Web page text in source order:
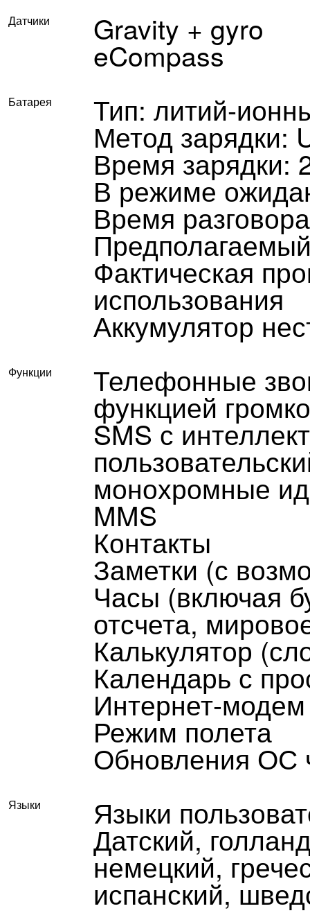
Датчики Gravity + gyro
eCompass
Батарея Тип: литий-
Метод зарядки:
Время зарядки:
В режиме
Время
Фактическая
использования
Аккумулятор
Функции Телефонные
функцией
SMS с
монохромные
MMS
Контакты
Заметки (с
Часы (включая
отсчета,
Калькулятор
Календарь с
Интернет-
Режим полета
Обновления ОС
Языки Языки
Датский,
немецкий,
испанский,